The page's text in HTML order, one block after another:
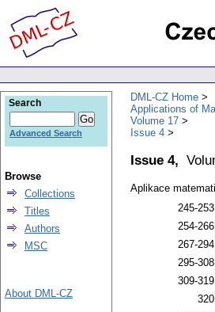
DML-CZ Home
Applications of
Volume 17
Issue 4
Issue 4,
Aplikace
245-253
254-266
267-294
295-308
309-319
320
Search
Advanced Search
Browse
Collections
Titles
Authors
MSC
About DML-CZ